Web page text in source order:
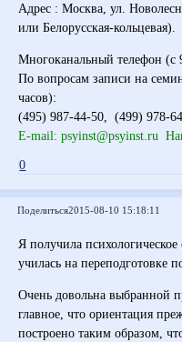
Адрес : Москва, ул.
или Белорусская-кольцевая).
Многоканальный телефон
По вопросам записи на
часов):
(495) 987-44-50, (499) 978-
E-mail: psyinst@psyinst.ru
0
Поделиться2015-08-10 15:18:11
Я получила
училась на переподготовке
Очень довольна выбранной
главное, что ориентация
построено таким образом,